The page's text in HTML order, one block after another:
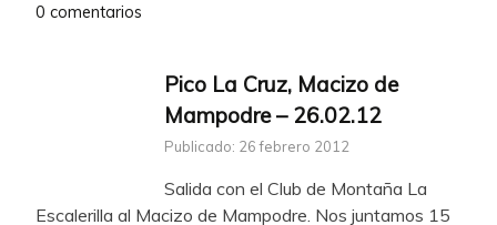
0 comentarios
Pico La Cruz, Macizo de
Mampodre – 26.02.12
Publicado: 26 febrero 2012
Salida con el Club de Montaña La
Escalerilla al Macizo de Mampodre. Nos juntamos 15